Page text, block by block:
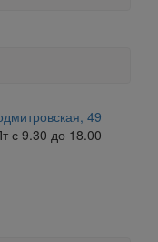
49
с 9.30 до 18.00